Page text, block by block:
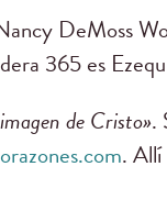
DeMoss
365 es
de Cristo».
.